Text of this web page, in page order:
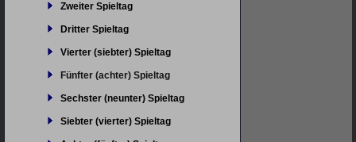
Zweiter Spieltag
Dritter Spieltag
Vierter (siebter) Spieltag
Fünfter (achter) Spieltag
Sechster (neunter) Spieltag
Siebter (vierter) Spieltag